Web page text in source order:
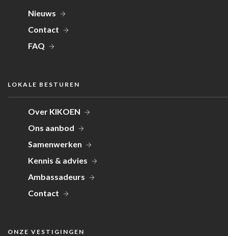
Nieuws
Contact
FAQ
LOKALE BESTUREN
Over KIKOEN
Ons aanbod
Samenwerken
Kennis & advies
Ambassadeurs
Contact
ONZE VESTIGINGEN